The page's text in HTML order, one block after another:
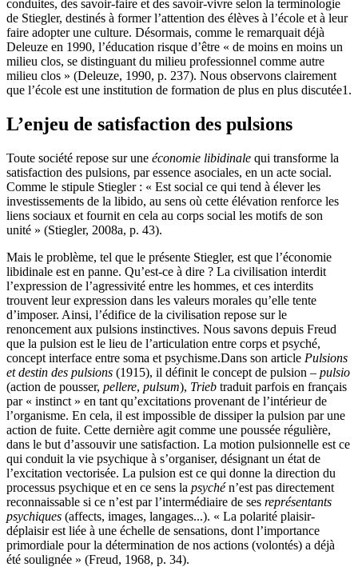
conduites, des savoir-faire et des savoir-vivre selon la terminologie
de Stiegler, destinés à former l’attention des élèves à l’école et à leur
faire adopter une culture. Désormais, comme le remarquait déjà
Deleuze en 1990, l’éducation risque d’être « de moins en moins un
milieu clos, se distinguant du milieu professionnel comme autre
milieu clos » (Deleuze, 1990, p. 237). Nous observons clairement
que l’école est une institution de formation de plus en plus discutée1 .
L’enjeu de satisfaction des pulsions
Toute société repose sur une économie libidinale qui transforme la
satisfaction des pulsions, par essence asociales, en un acte social.
Comme le stipule Stiegler : « Est social ce qui tend à élever les
investissements de la libido, au sens où cette élévation renforce les
liens sociaux et fournit en cela au corps social les motifs de son
unité » (Stiegler, 2008a, p. 43).
Mais le problème, tel que le présente Stiegler, est que l’économie
libidinale est en panne. Qu’est-ce à dire ? La civilisation interdit
l’expression de l’agressivité entre les hommes, et ces interdits
trouvent leur expression dans les valeurs morales qu’elle tente
d’imposer. Ainsi, l’édifice de la civilisation repose sur le
renoncement aux pulsions instinctives. Nous savons depuis Freud
que la pulsion est le lieu de l’articulation entre corps et psyché,
concept interface entre soma et psychisme.Dans son article Pulsions
et destin des pulsions (1915), il définit le concept de pulsion – pulsio
(action de pousser, pellere, pulsum), Trieb traduit parfois en français
par « instinct » en tant qu’excitations provenant de l’intérieur de
l’organisme. En cela, il est impossible de dissiper la pulsion par une
action de fuite. Cette dernière agit comme une poussée régulière,
dans le but d’assouvir une satisfaction. La motion pulsionnelle est ce
qui conduit la vie psychique à s’organiser, désignant un état de
l’excitation vectorisée. La pulsion est ce qui donne la direction du
processus psychique et en ce sens la psychén’est pas directement
reconnaissable si ce n’est par l’intermédiaire de ses représentants
psychiques (affects, images, langages...). « La polarité plaisir-
déplaisir est liée à une échelle de sensations, dont l’importance
primordiale pour la détermination de nos actions (volontés) a déjà
été soulignée » (Freud, 1968, p. 34).